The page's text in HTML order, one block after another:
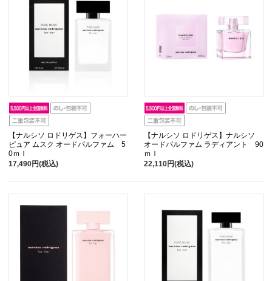
【ナルシソ ロドリゲス】フォーハー
ピュア ムスク オードパルファム 5
0ｍｌ
17,490円(税込)
【ナルシソ ロドリゲス】ナルシソ
オードパルファム ラディアント 90
ｍｌ
22,110円(税込)